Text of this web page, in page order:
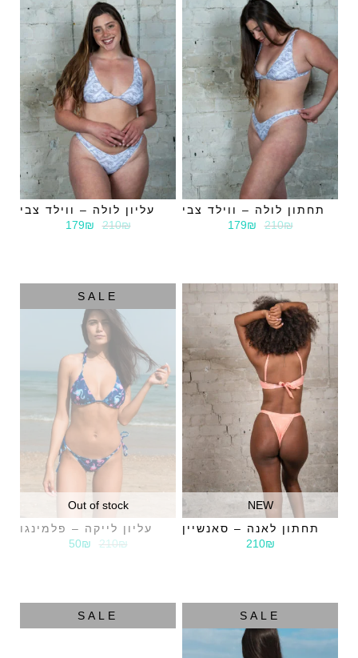
תחתון לולה – ווילד צבי
210₪
179₪
עליון לולה – ווילד צבי
210₪
179₪
NEW
תחתון לאנה – סאנשיין
210₪
SALE
Out of stock
עליון לייקה – פלמינגו
210₪
50₪
SALE
SALE